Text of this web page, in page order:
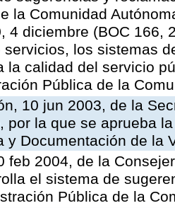
la Comunidad
4 diciembre (BOC 166,
servicios, los sistemas
la calidad del servicio
Pública de la
10 jun 2003, de la
por la que se aprueba
y Documentación de la
feb 2004, de la
el sistema de
Pública de la